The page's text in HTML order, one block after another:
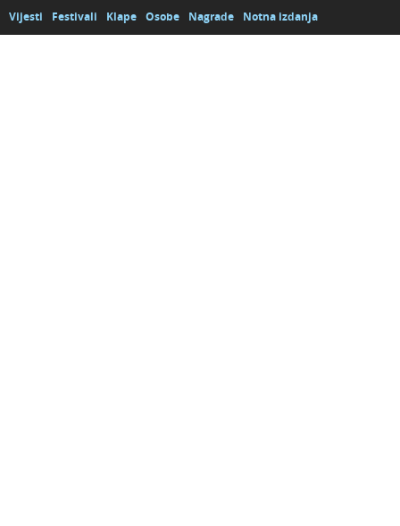
Vijesti Festivali Klape Osobe Nagrade Notna izdanja